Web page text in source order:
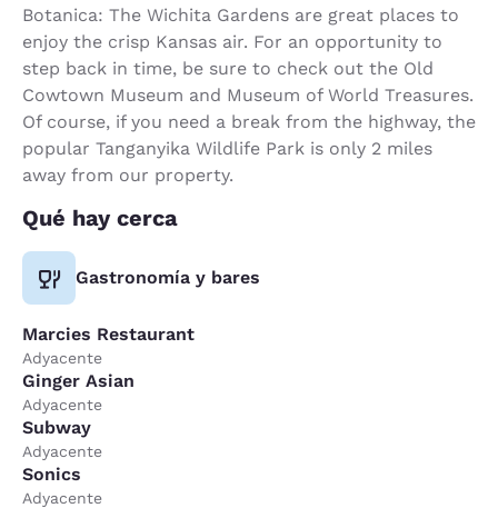
Botanica: The Wichita Gardens are great places to
enjoy the crisp Kansas air. For an opportunity to
step back in time, be sure to check out the Old
Cowtown Museum and Museum of World Treasures.
Of course, if you need a break from the highway, the
popular Tanganyika Wildlife Park is only 2 miles
away from our property.
Qué hay cerca
Gastronomía y bares
Marcies Restaurant
Adyacente
Ginger Asian
Adyacente
Subway
Adyacente
Sonics
Adyacente